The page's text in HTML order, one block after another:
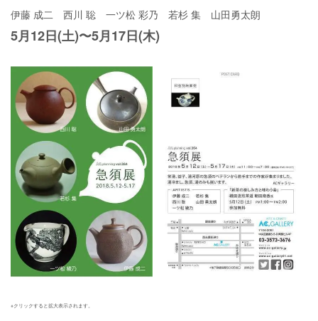
伊藤 成二 西川 聡 一ツ松 彩乃 若杉 集 山田勇太朗
5月12日(土)〜5月17日(木)
※クリックすると拡大表示されます。